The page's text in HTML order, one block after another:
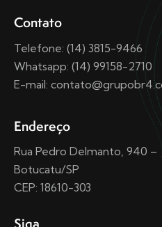
Contato
Telefone: (14) 3815-9466
Whatsapp: (14) 99158-2710
E-mail:
Endereço
Rua Pedro Delmanto, 940 –
Botucatu/SP
CEP: 18610-303
Siga